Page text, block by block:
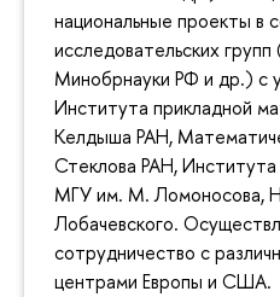
национальные проекты в
исследовательских
Минобрнауки РФ и др.) с
Института прикладной
Келдыша РАН,
Стеклова РАН,
МГУ им. М. Ломоносова,
Лобачевского.
сотрудничество с
центрами Европы и США.